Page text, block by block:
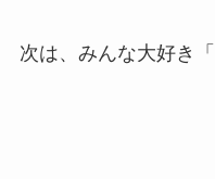
次は、みんな大好き「